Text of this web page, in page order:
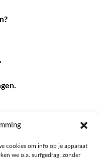
cookies om info op je apparaat
we o.a. surfgedrag; zonder